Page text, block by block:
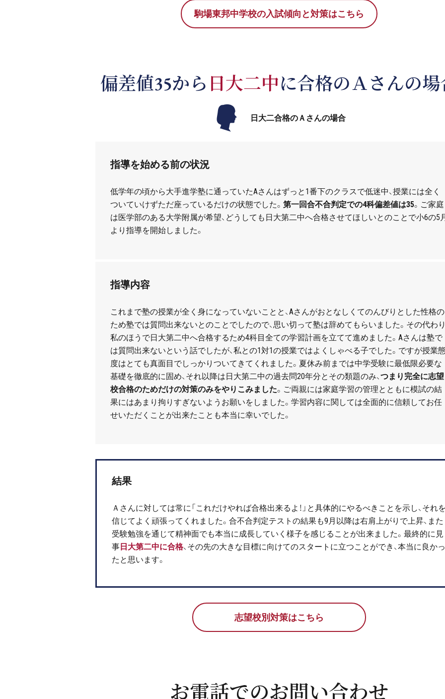
駒場東邦中学校の入試傾向と対策はこちら
偏差値35から 日大二中に合格のＡさんの場
日大二合格のＡさんの場合
指導を始める前の状況
低学年の頃から大手進学塾に通っていたAさんはずっと 1番下のクラスで低迷中、授業には全く
ついていけずただ座っているだけの状態でした。 第一回合不合判定での4科偏差値は35。ご家庭
は医学部のある大学附属が希望、どうしても日大第二中へ合格させてほしいとのことで小6の5
より指導を開始しました。
指導内容
これまで塾の授業が全く身になっていないことと、Aさんがおとなしくてのんびりとした性格の
ため塾では質問出来ないとのことでしたので、思い切って塾は辞めてもらいました。その代わ
私のほうで日大第二中へ合格するため4科目全ての学習計画を立てて進めました。 Aさんは塾で
は質問出来ないという話でしたが、私との1対1の授業ではよくしゃべる子でした。ですが授業
度はとても真面目でしっかりついてきてくれました。夏休み前までは中学受験に最低限必要な
基礎を徹底的に固め、それ以降は日大第二中の過去問20年分とその類題のみ、つまり完全に志望
校合格のためだけの対策のみをやりこみました。ご両親には家庭学習の管理とともに模試の結
果にはあまり拘りすぎないようお願いをしました。学習内容に関しては全面的に信頼してお任
せいただくことが出来たことも本当に幸いでした。
結果
Ａさんに対しては常に「これだけやれば合格出来るよ！」と具体的にやるべきことを示し、それ
信じてよく頑張ってくれました。合不合判定テストの結果も9月以降は右肩上がりで上昇、また
受験勉強を通じて精神面でも本当に成長していく様子を感じることが出来ました。最終的に見
事日大第二中に合格、その先の大きな目標に向けてのスタートに立つことができ、本当に良かっ
たと思います。
志望校別対策はこちら
お電話でのお問い合わせ